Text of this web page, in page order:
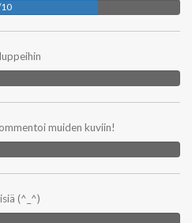
muiden kuviin!
(^_^)